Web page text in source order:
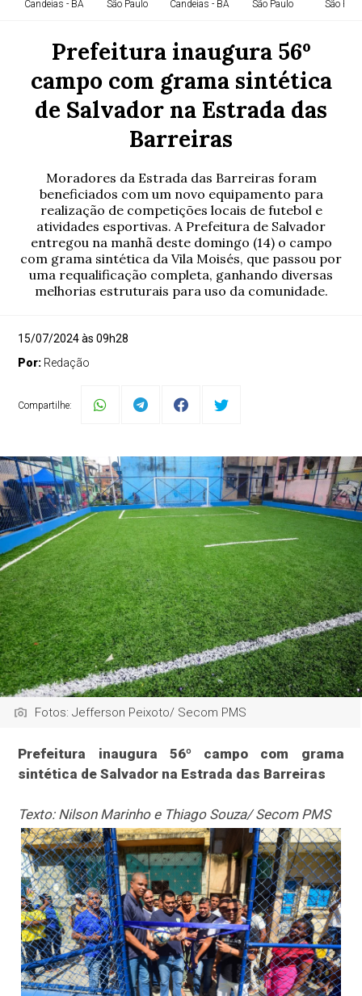
Candeias - BA São Paulo Candeias - BA São Paulo São
Prefeitura inaugura 56º
campo com grama sintética
de Salvador na Estrada das
Barreiras
Moradores da Estrada das Barreiras foram
beneficiados com um novo equipamento para
realização de competições locais de futebol e
atividades esportivas. A Prefeitura de Salvador
entregou na manhã deste domingo (14) o campo
com grama sintética da Vila Moisés, que passou por
uma requalificação completa, ganhando diversas
melhorias estruturais para uso da comunidade.
15/07/2024 às 09h28
Por: Redação
Compartilhe:
Fotos: Jefferson Peixoto/ Secom PMS
Prefeitura inaugura 56º campo com grama
sintética de Salvador na Estrada das Barreiras
Texto: Nilson Marinho e Thiago Souza/ Secom PMS